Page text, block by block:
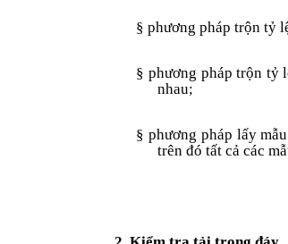
§ phương pháp trộn tỷ
§ phương pháp trộn tỷ
nhau;
§ phương pháp lấy
trên đó tất cả các